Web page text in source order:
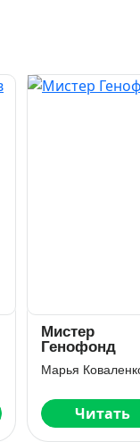
Мистер
Генофонд
Марья
Читать